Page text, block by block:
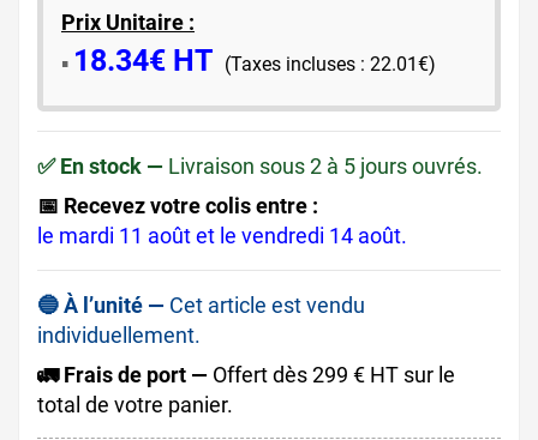
Prix Unitaire :
​▪️​ 18.34€ HT (Taxes incluses : 22.01€)
✅ En stock — Livraison sous 2 à 5 jours ouvrés.
📅 Recevez votre colis entre :
le mardi 11 août et le vendredi 14 août.
🔵 À l’unité — Cet article est vendu
individuellement.
🚛 Frais de port — Offert dès 299 € HT sur le
total de votre panier.